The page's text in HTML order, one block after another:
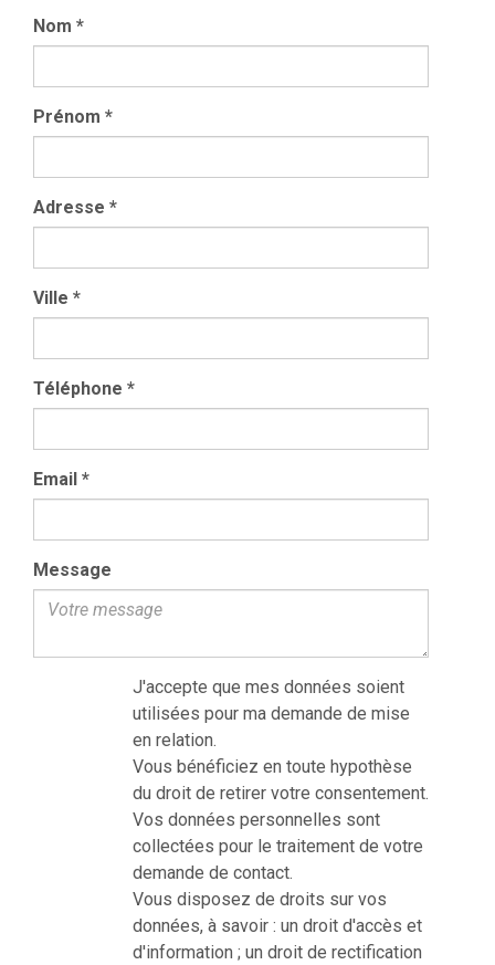
Nom *
Prénom *
Adresse *
Ville *
Téléphone *
Email *
Message
J'accepte que mes données soient
utilisées pour ma demande de mise
en relation.
Vous bénéficiez en toute hypothèse
du droit de retirer votre consentement.
Vos données personnelles sont
collectées pour le traitement de votre
demande de contact.
Vous disposez de droits sur vos
données, à savoir : un droit d'accès et
d'information ; un droit de rectification